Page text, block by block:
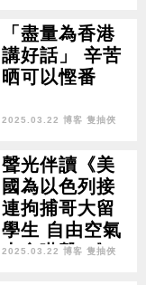
「盡量為香港
講好話」 辛苦
晒可以慳番
2025.03.22 博客 隻抽俠
聲光伴讀《美
國為以色列接
連拘捕哥大留
學生 自由空氣
也會噤聲？》
2025.03.22 博客 隻抽俠